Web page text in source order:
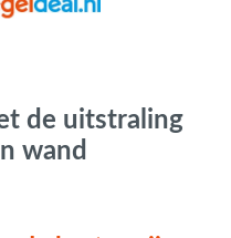
de uitstraling
wand